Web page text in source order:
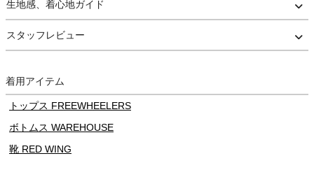
用。
縫製には生成り色のステッチを使用し、一部にオリーブカラーのス
テッチを織り交ぜることで、ヴィンテージワークウェアらしい表情
シルエットは、ややゆとりを持たせたボックス型。
着丈はやや長めに設定され、身幅やアームホール、袖周りにもゆと
生地感、着心地ガイド
スタッフレビュー
着用アイテム
トップス FREEWHEELERS
ボトムス WAREHOUSE
靴 RED WING